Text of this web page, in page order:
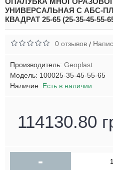
УНИВЕРСАЛЬНАЯ С АБС-
КВАДРАТ 25-65 (25-35-45-55-
0 отзывов /
Производитель: Geoplast
Модель: 100025-35-45-55-65
Наличие: Есть в наличии
114130.80
-